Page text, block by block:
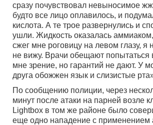
сразу почувствовал невыносимое
будто все лицо оплавилось, и
кислота. А те трое развернулись и
ушли. Жидкость оказалась
сжег мне роговицу на левом глазу, я
не вижу. Врачи обещают попытаться
мне зрение, но гарантий не дают. У
друга обожжен язык и слизистые
По сообщению полиции, через
минут после атаки на парней возле
Lightbox в том же районе было
еще одно нападение с применением